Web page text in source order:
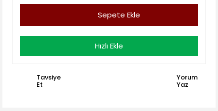
Sepete Ekle
Hızlı Ekle
Tavsiye
Et
Yorum
Yaz